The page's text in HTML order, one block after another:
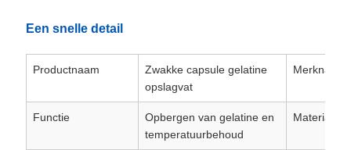
Een snelle detail
Productnaam
Zwakke capsule gelatine
opslagvat
Merknaam
Functie
Opbergen van gelatine en
temperatuurbehoud
Materiaal